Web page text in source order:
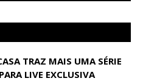
TRAZ MAIS UMA SÉRIE
LIVE EXCLUSIVA